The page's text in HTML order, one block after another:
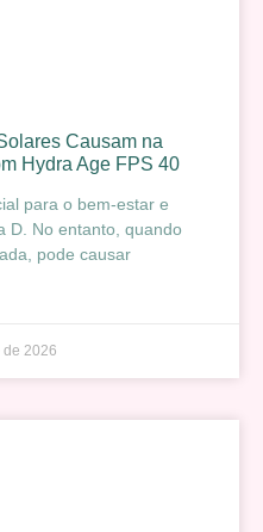
Causam na
Hydra Age FPS 40
para o bem-estar e
D. No entanto, quando
pode causar
de 2026